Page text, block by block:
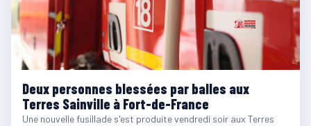
Deux personnes blessées par balles aux
Terres Sainville à Fort-de-France
Une nouvelle fusillade s'est produite vendredi soir aux Terres